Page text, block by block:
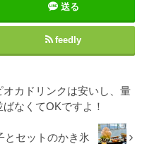
送る
feedly
カドリンクは安いし、量
なくてOKですよ！
とセットのかき氷